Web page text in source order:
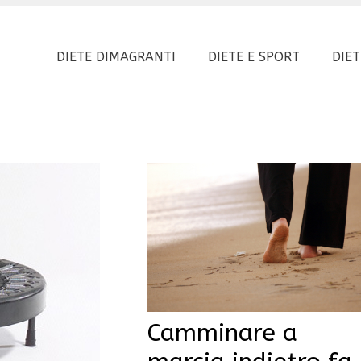
DIETE DIMAGRANTI DIETE E SPORT
Camminare a